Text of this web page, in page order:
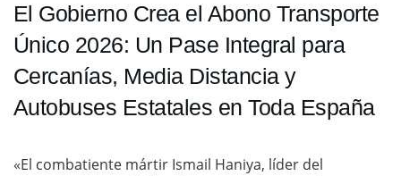
El Gobierno Crea el Abono Transporte
Único 2026: Un Pase Integral para
Cercanías, Media Distancia y
Autobuses Estatales en Toda España
«El combatiente mártir Ismail Haniya, líder del